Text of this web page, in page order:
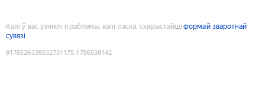
Калі ў вас узніклі праблемы, калі ласка, скарыстайцеформай зваротнай
сувязі
9178526338032731175:1786038142